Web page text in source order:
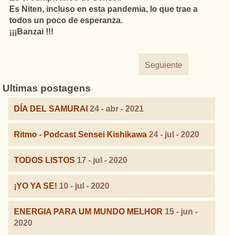
Es Niten, incluso en esta pandemia, lo que trae a
todos un poco de esperanza.
¡¡¡Banzai !!!
Seguiente
Ultimas postagens
DÍA DEL SAMURAI 24 - abr - 2021
Ritmo - Podcast Sensei Kishikawa 24 - jul - 2020
TODOS LISTOS 17 - jul - 2020
¡YO YA SE! 10 - jul - 2020
ENERGIA PARA UM MUNDO MELHOR 15 - jun -
2020